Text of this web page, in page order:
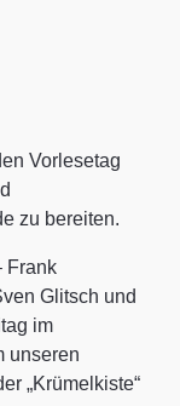
Vorlesetag
zu bereiten.
Frank
Glitsch und
im
unseren
„Krümelkiste“